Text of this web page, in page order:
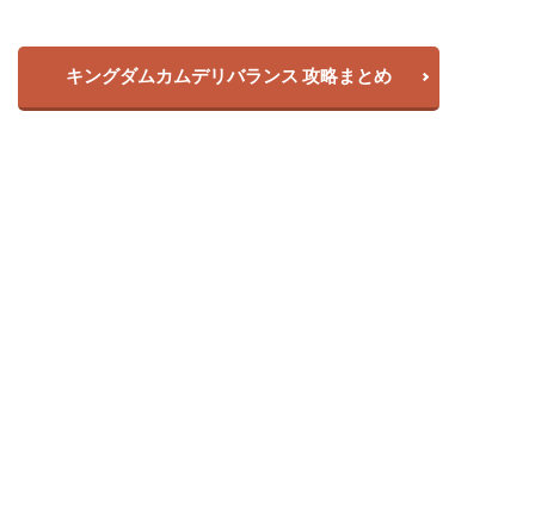
キングダムカムデリバランス 攻略まとめ